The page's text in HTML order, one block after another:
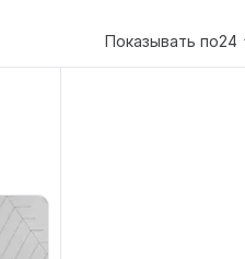
Показывать по24